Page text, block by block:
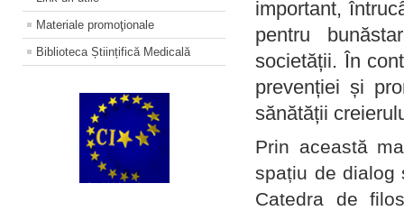
Materiale promoţionale
Biblioteca Științifică Medicală
important,
pentru
societății. În
prevenției și
sănătății
Prin această
spațiu de dialog
Catedra de